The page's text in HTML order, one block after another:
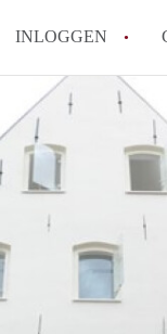
INLOGGEN
How to
Wat is
Wat is
Is